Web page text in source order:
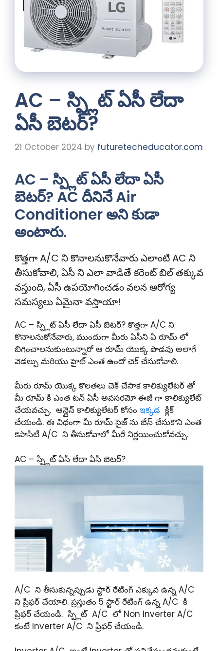
AC – స్ప్లిట్ ఏసీ లేదా
ఏసీ బెటర్?
21 October 2024 by futuretecheducator.com
AC – స్ప్లిట్ ఏసీ లేదా ఏసీ
బెటర్? AC దీనినే Air
Conditioner అని కుడా
అంటారు.
కొత్తగా A/C ని కొనాలనుకొనేవారు ఎలాంటి AC ని
తీసుకోవాలి, ఏసీ ని ఎలా వాడితే కరెంట్ బిల్ తక్కువ
వస్తుంది, ఏసీ ఉపయోగించడం వలన ఆరోగ్య
సమస్యలు ఏమైనా వస్తాయా!
AC – స్ప్లిట్ ఏసీ లేదా ఏసీ బెటర్? కొత్తగా A/C ని
కొనాలనుకోనేవారు, ముందుగా మీరు ఏసీని ఏ రూమ్ లో
బిగించాలనుకుంటున్నారో ఆ రూమ్ యొక్క పొడవు అలాగే
వెడల్పు మరియు హైట్ ఎంత ఉందో చెక్ చేసుకోవాలి.
మీరు రూమ్ యొక్క కొలతలు చెక్ చేసాక కాలిక్యులేటర్ తో
మీ రూమ్ కి ఎంత టన్ ఏసీ అవసరమో ఈజీ గా కాలిక్యులేట్
చేయవచ్చు. ఆన్లైన్ కాలిక్యులేటర్ కోసం ఇక్కడ క్లిక్
చేయండి. ఈ విధంగా మీ రూమ్ సైజ్ ను బేస్ చేసుకొని ఎంత
కెపాసిటీ A/C ని తీసుకోవాలో మీరే నిర్ణయించుకోవచ్చు.
AC – స్ప్లిట్ ఏసీ లేదా ఏసీ బెటర్?
A/C ని తీసుకున్నప్పుడు స్టార్ రేటింగ్ ఎక్కువ ఉన్న A/C
ని ప్రిఫర్ చేయాలి. ప్రస్తుతం 5 స్టార్ రేటింగ్ ఉన్న A/C కి
ప్రిఫర్ చేయండి. స్ప్లిట్ A/C లో Non Inverter A/C
కంటే Inverter A/C ని ప్రిఫర్ చేయండి.